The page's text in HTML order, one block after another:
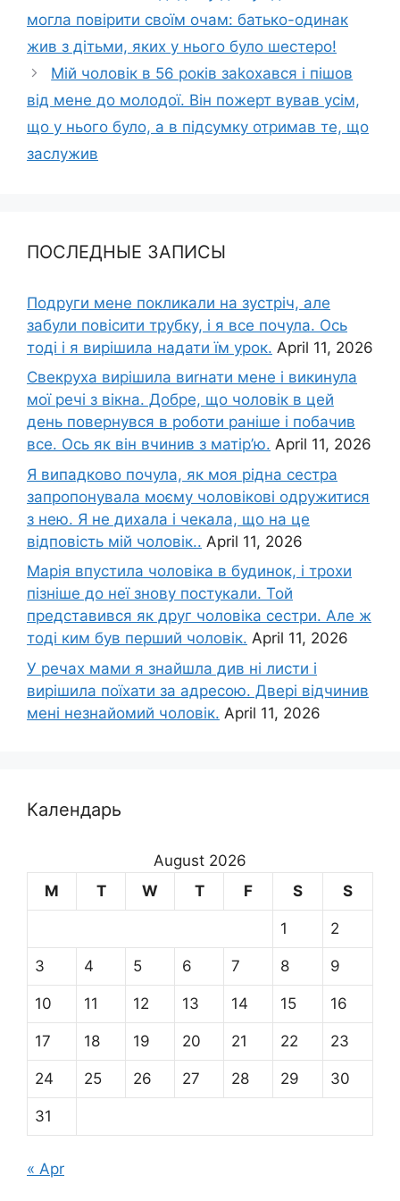
могла повірити своїм очам: батько-одинак
жив з дітьми, яких у нього було шестеро!
Мій чоловік в 56 років заkохався і пішов
від мене до молодої. Він пожерт вував усім,
що у нього було, а в підсумку отримав те, що
заслужив
ПОСЛЕДНЫЕ ЗАПИСЫ
Подруги мене покликали на зустріч, але
забули повісити трубку, і я все почула. Ось
тоді і я вирішила надати їм урок. April 11, 2026
Свекруха вирішила виrнати мене і викинула
мої речі з вікна. Добре, що чоловік в цей
день повернувся в роботи раніше і побачив
все. Ось як він вчинив з матір’ю. April 11, 2026
Я випадково почула, як моя рідна сестра
запропонувала моєму чоловікові одружитися
з нею. Я не дихала і чекала, що на це
відповість мій чоловік.. April 11, 2026
Марія впустила чоловіка в будинок, і трохи
пізніше до неї знову постукали. Той
представився як друг чоловіка сестри. Але ж
тоді ким був перший чоловік. April 11, 2026
У речах мами я знайшла див ні листи і
вирішила поїхати за адресою. Двері відчинив
мені незнайомий чоловік. April 11, 2026
Календарь
August 2026
M
T W T F S S
1 2
3 4 5 6 7 8 9
10 11 12 13 14 15 16
17 18 19 20 21 22 23
24 25 26 27 28 29 30
31
« Apr